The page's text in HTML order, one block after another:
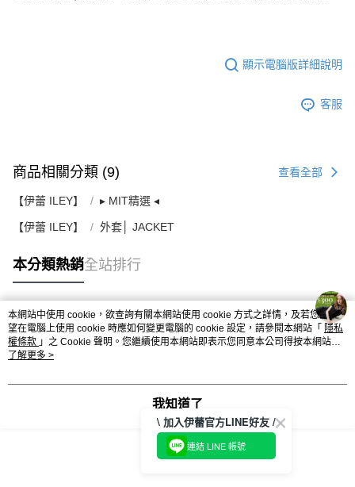
顯示電腦版詳細說明
客服
商品相關分類 (9) 查看全部
【伊蕾 ILEY】 ▸ MIT精選 ◂
【伊蕾 ILEY】 外套│ JACKET
本分類熱銷全站排行
熱門標籤
本網站中使用 cookie，欲查詢有關本網站使用 cookie 方式之詳情，及若您不希
望在電腦上使用 cookie 時應如何變更電腦的 cookie 設定，請參閱本網站「 隱私
權條款 」之 Cookie 聲明。您繼續使用本網站即表示您同意本公司得按本網站使
用條款之 Cookie 聲明使用 cookie。
了解更多 >
我知道了
\ 加入伊蕾官方LINE好友 /
連結 LINE 帳號